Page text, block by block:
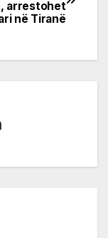
arrestohet
në Tiranë